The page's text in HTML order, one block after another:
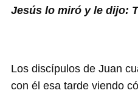
Jesús lo miró y le dijo:
Los discípulos de Juan
con él esa tarde viendo